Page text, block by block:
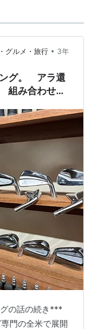
キャディバッグ
デビュー戦はし
グルメ・旅行 • 3年
ング。 アラ還
組み合わせ自
の話の続き***
門の全米で展開